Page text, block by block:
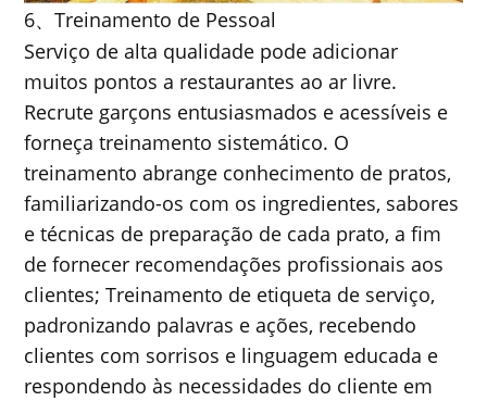
6、Treinamento de Pessoal
Serviço de alta qualidade pode adicionar
muitos pontos a restaurantes ao ar livre.
Recrute garçons entusiasmados e acessíveis e
forneça treinamento sistemático. O
treinamento abrange conhecimento de pratos,
familiarizando-os com os ingredientes, sabores
e técnicas de preparação de cada prato, a fim
de fornecer recomendações profissionais aos
clientes; Treinamento de etiqueta de serviço,
padronizando palavras e ações, recebendo
clientes com sorrisos e linguagem educada e
respondendo às necessidades do cliente em